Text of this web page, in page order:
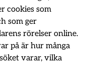
cookies som
som ger
rörelser online.
på är hur många
varar, vilka